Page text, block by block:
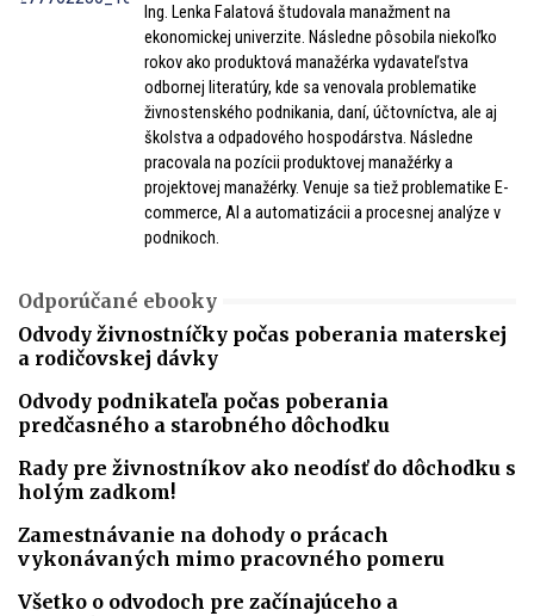
Ing. Lenka Falatová študovala manažment na
ekonomickej univerzite. Následne pôsobila niekoľko
rokov ako produktová manažérka vydavateľstva
odbornej literatúry, kde sa venovala problematike
živnostenského podnikania, daní, účtovníctva, ale aj
školstva a odpadového hospodárstva. Následne
pracovala na pozícii produktovej manažérky a
projektovej manažérky. Venuje sa tiež problematike E-
commerce, AI a automatizácii a procesnej analýze v
podnikoch.
Odporúčané ebooky
Odvody živnostníčky počas poberania materskej
a rodičovskej dávky
Odvody podnikateľa počas poberania
predčasného a starobného dôchodku
Rady pre živnostníkov ako neodísť do dôchodku s
holým zadkom!
Zamestnávanie na dohody o prácach
vykonávaných mimo pracovného pomeru
Všetko o odvodoch pre začínajúceho a